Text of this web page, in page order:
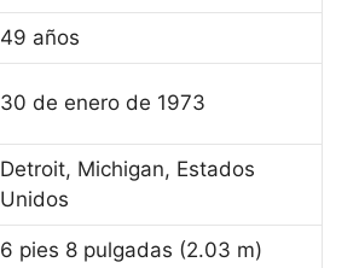
49 años
30 de enero de 1973
Detroit, Michigan, Estados
Unidos
6 pies 8 pulgadas (2.03 m)